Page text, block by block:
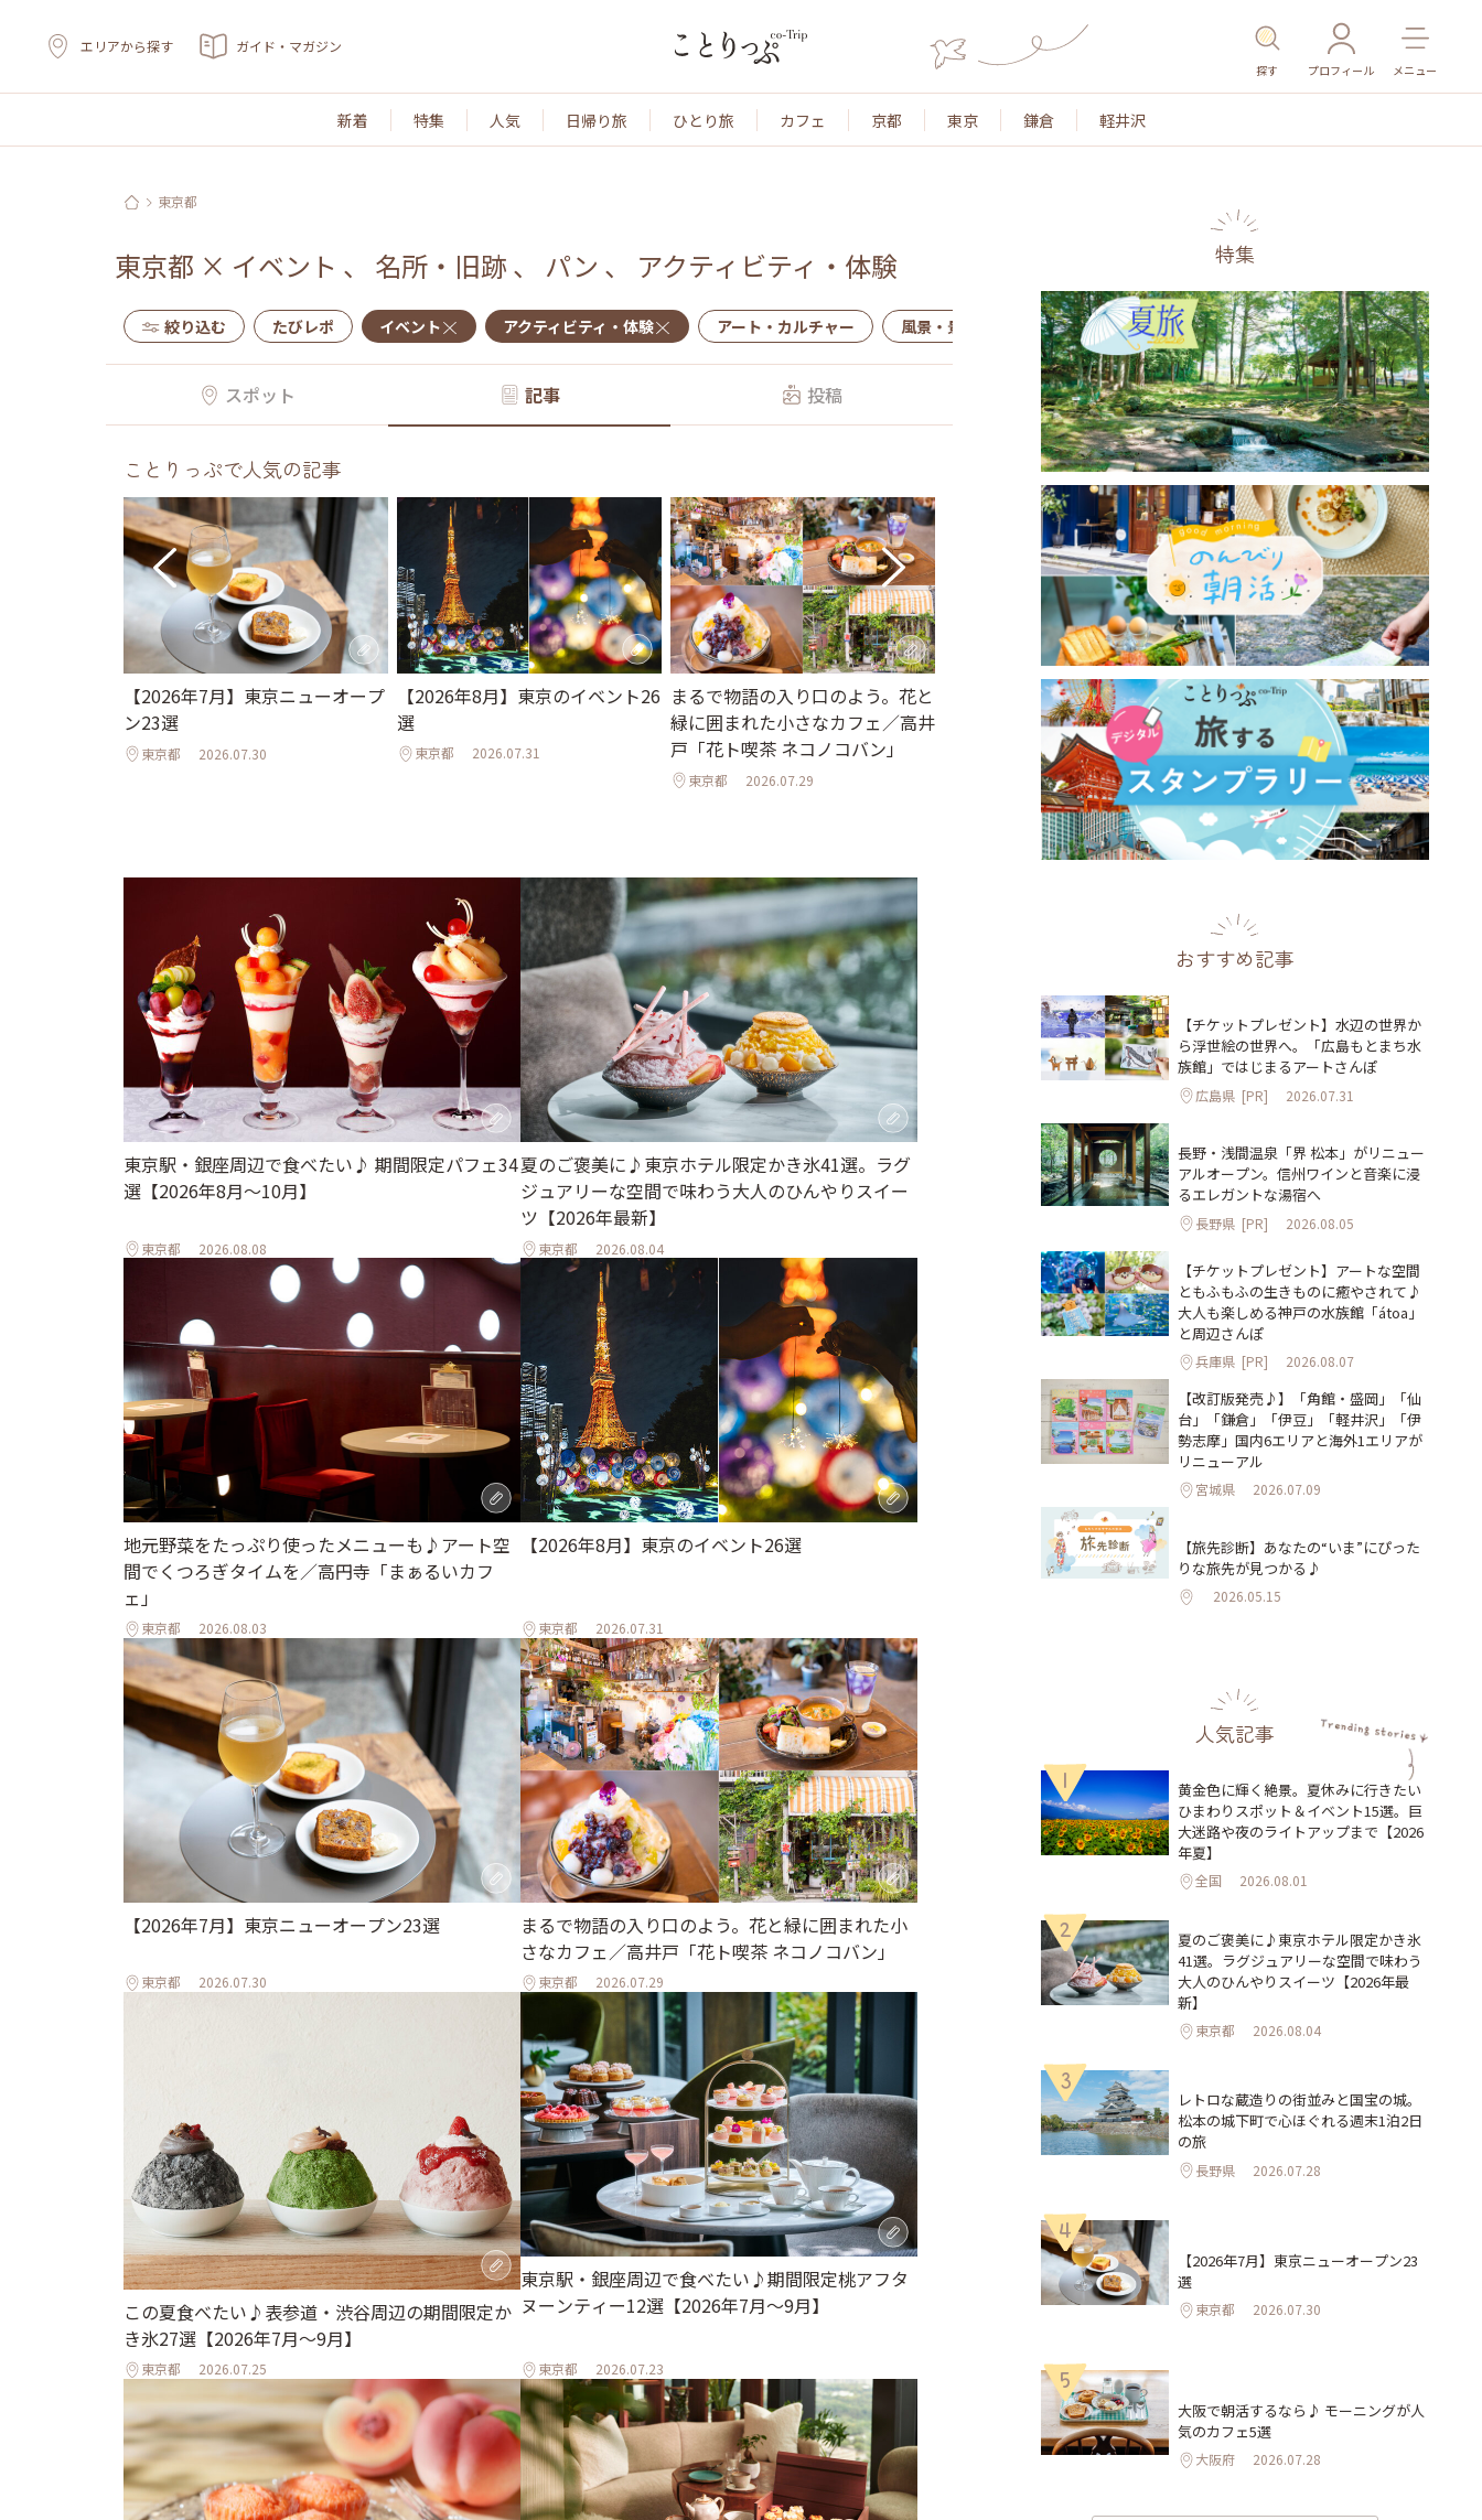
エリアから探す ガイド・マガジン
探す プロフィール メニュー
新着 特集 人気 日帰り旅 ひとり旅 カフェ 京都 東京 鎌倉 軽井沢
東京都
東京都 × イベント 、 名所・旧跡 、 パン 、 アクティビティ・体験
絞り込む たびレポ イベント アクティビティ・体験 アート・カルチャー 風景・景色 名所・旧跡 温泉・スパ その他施設 ごはん
スポット 記事 投稿
ことりっぷで人気の記事
【2026年7月】東京ニューオープ
ン23選
東京都 2026.07.30
【2026年8月】東京のイベント26
選
東京都 2026.07.31
まるで物語の入り口のよう。花と
緑に囲まれた小さなカフェ／高井
戸「花ト喫茶 ネコノコバン」
東京都 2026.07.29
地元野菜をたっぷり使ったメニュ
ーも♪アート空間でくつろぎタイ
ムを／高円寺「まぁるいカフェ」
2026.08.03
東京駅・銀座周辺で食べたい♪ 期間限定パフェ34
選【2026年8月～10月】
東京都 2026.08.08
夏のご褒美に♪東京ホテル限定かき氷41選。ラグ
ジュアリーな空間で味わう大人のひんやりスイー
ツ【2026年最新】
東京都 2026.08.04
地元野菜をたっぷり使ったメニューも♪アート空
間でくつろぎタイムを／高円寺「まぁるいカフ
ェ」
東京都 2026.08.03
【2026年8月】東京のイベント26選
東京都 2026.07.31
【2026年7月】東京ニューオープン23選
東京都 2026.07.30
まるで物語の入り口のよう。花と緑に囲まれた小
さなカフェ／高井戸「花ト喫茶 ネコノコバン」
東京都 2026.07.29
この夏食べたい♪表参道・渋谷周辺の期間限定か
き氷27選【2026年7月～9月】
東京都 2026.07.25
東京駅・銀座周辺で食べたい♪期間限定桃アフタ
ヌーンティー12選【2026年7月～9月】
東京都 2026.07.23
特集
おすすめ記事
【チケットプレゼント】水辺の世界か
ら浮世絵の世界へ。「広島もとまち水
族館」ではじまるアートさんぽ
広島県 [PR] 2026.07.31
長野・浅間温泉「界 松本」がリニュー
アルオープン。信州ワインと音楽に浸
るエレガントな湯宿へ
長野県 [PR] 2026.08.05
【チケットプレゼント】アートな空間
ともふもふの生きものに癒やされて♪
大人も楽しめる神戸の水族館「átoa」
と周辺さんぽ
兵庫県 [PR] 2026.08.07
【改訂版発売♪】「角館・盛岡」「仙
台」「鎌倉」「伊豆」「軽井沢」「伊
勢志摩」国内6エリアと海外1エリアが
リニューアル
宮城県 2026.07.09
【旅先診断】あなたの“いま”にぴった
りな旅先が見つかる♪
2026.05.15
人気記事
1
黄金色に輝く絶景。夏休みに行きたい
ひまわりスポット＆イベント15選。巨
大迷路や夜のライトアップまで【2026
年夏】
全国 2026.08.01
2
夏のご褒美に♪東京ホテル限定かき氷
41選。ラグジュアリーな空間で味わう
大人のひんやりスイーツ【2026年最
新】
東京都 2026.08.04
3
レトロな蔵造りの街並みと国宝の城。
松本の城下町で心ほぐれる週末1泊2日
の旅
長野県 2026.07.28
4
【2026年7月】東京ニューオープン23
選
東京都 2026.07.30
5
大阪で朝活するなら♪ モーニングが人
気のカフェ5選
大阪府 2026.07.28